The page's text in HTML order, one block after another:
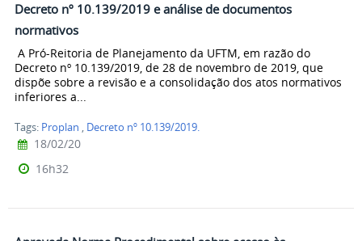
Decreto nº 10.139/2019 e análise de documentos
normativos
A Pró-Reitoria de Planejamento da UFTM, em razão do
Decreto nº 10.139/2019, de 28 de novembro de 2019, que
dispõe sobre a revisão e a consolidação dos atos normativos
inferiores a...
Tags: Proplan , Decreto nº 10.139/2019.
18/02/20
16h32